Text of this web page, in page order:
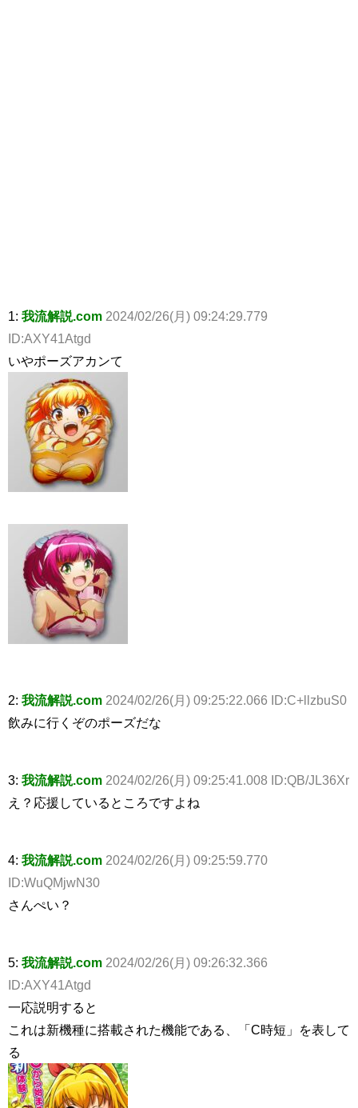
1: 我流解説.com 2024/02/26(月) 09:24:29.779
ID:AXY41Atgd
いやポーズアカンて
2: 我流解説.com 2024/02/26(月) 09:25:22.066 ID:C+llzbuS0
飲みに行くぞのポーズだな
3: 我流解説.com 2024/02/26(月) 09:25:41.008 ID:QB/JL36Xr
え？応援しているところですよね
4: 我流解説.com 2024/02/26(月) 09:25:59.770
ID:WuQMjwN30
さんぺい？
5: 我流解説.com 2024/02/26(月) 09:26:32.366
ID:AXY41Atgd
一応説明すると
これは新機種に搭載された機能である、「C時短」を表して
る